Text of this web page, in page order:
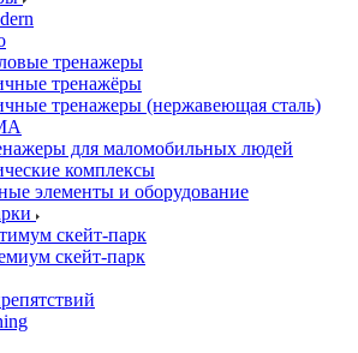
тренажеры
тренажёры
тренажеры (нержавеющая сталь)
для маломобильных людей
комплексы
элементы и оборудование
скейт-парк
скейт-парк